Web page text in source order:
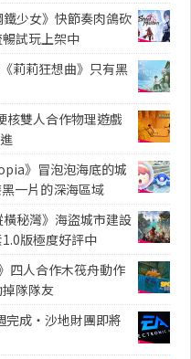
鐵少女》快節奏肉鴿砍
試玩上架中
莉莉狂想曲》只有黑
核雙人合作物理遊戲
》冒泡泡海底的城
一片的深海區域
橫秘灣》海盜城市建設
版極度好評中
四人合作木筏舟動作
隊隊友
完成・沙地財團即將